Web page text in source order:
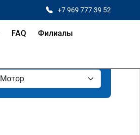
+7 969 777 39 52
FAQ Филиалы